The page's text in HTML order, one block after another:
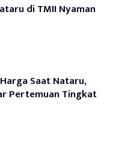
di TMII Nyaman
Saat Nataru,
Pertemuan Tingkat